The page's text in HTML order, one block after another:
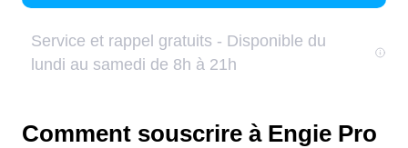
Comment souscrire à Engie Pro